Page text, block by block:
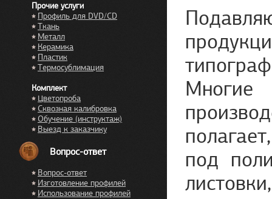
Прочие услуги
Профиль для DVD/CD
Ткань
Металл
Керамика
Пластик
Термосублимация
Комплект
Цветопроба
Сквозная калибровка
Обучение (инструктаж)
Выезд к заказчику
Вопрос-ответ
Вопрос-ответ
Изготовление профилей
Использование профилей
Многие
под